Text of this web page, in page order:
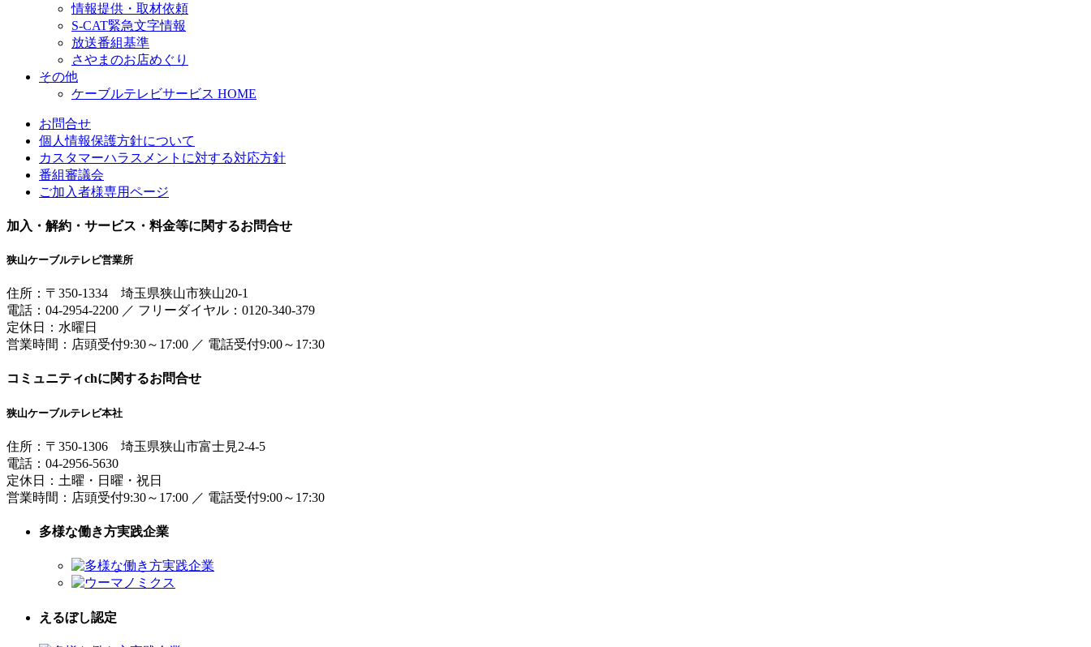
情報提供・取材依頼
S-CAT緊急文字情報
放送番組基準
さやまのお店めぐり
その他
ケーブルテレビサービス HOME
お問合せ
個人情報保護方針について
カスタマーハラスメントに対する対応方針
番組審議会
ご加入者様専用ページ
加入・解約・サービス・料金等に関するお問合せ
狭山ケーブルテレビ営業所
住所： 〒350-1334 埼玉県狭山市狭山20-1
電話： 04-2954-2200 ／ フリーダイヤル：0120-340-379
定休日：水曜日
営業時間： 店頭受付9:30～17:00 ／ 電話受付9:00～17:30
コミュニティchに関するお問合せ
狭山ケーブルテレビ本社
住所： 〒350-1306 埼玉県狭山市富士見2-4-5
電話： 04-2956-5630
定休日：土曜・日曜・祝日
営業時間： 店頭受付9:30～17:00 ／ 電話受付9:00～17:30
多様な働き方実践企業
えるぼし認定